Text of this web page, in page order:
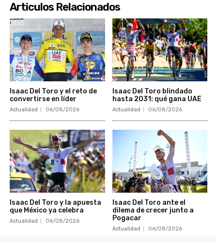
Articulos Relacionados
Isaac Del Toro y el reto de
convertirse en líder
Actualidad 06/08/2026
Isaac Del Toro blindado
hasta 2031: qué gana UAE
Actualidad 06/08/2026
Isaac Del Toro y la apuesta
que México ya celebra
Actualidad 06/08/2026
Isaac Del Toro ante el
dilema de crecer junto a
Pogacar
Actualidad 06/08/2026